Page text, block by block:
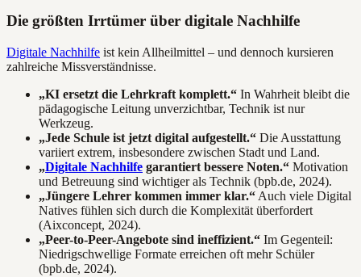
Die größten Irrtümer über digitale Nachhilfe
Digitale Nachhilfe ist kein Allheilmittel – und dennoch kursieren
zahlreiche Missverständnisse.
„KI ersetzt die Lehrkraft komplett.“ In Wahrheit bleibt die
pädagogische Leitung unverzichtbar, Technik ist nur
Werkzeug.
„Jede Schule ist jetzt digital aufgestellt.“ Die Ausstattung
variiert extrem, insbesondere zwischen Stadt und Land.
„Digitale Nachhilfe garantiert bessere Noten.“ Motivation
und Betreuung sind wichtiger als Technik (bpb.de, 2024).
„Jüngere Lehrer kommen immer klar.“ Auch viele Digital
Natives fühlen sich durch die Komplexität überfordert
(Aixconcept, 2024).
„Peer-to-Peer-Angebote sind ineffizient.“ Im Gegenteil:
Niedrigschwellige Formate erreichen oft mehr Schüler
(bpb.de, 2024).